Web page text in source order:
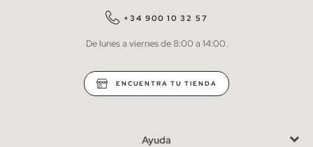
QUIERO SUSCRIBIRME
* Puedes cancelar la suscripción en cualquier momento.
+34 900 10 32 57
De lunes a viernes de 8:00 a 14:00.
ENCUENTRA TU TIENDA
Ayuda